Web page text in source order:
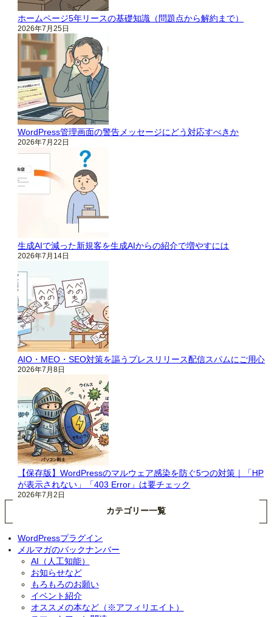
ホームページ5年リースの基礎知識（問題点から解約まで）
2026年7月25日
WordPress管理画面の警告メッセージにどう対応すべきか
2026年7月22日
生成AIで減った新規客を生成AIからの紹介で増やすには
2026年7月14日
AIO・MEO・SEO対策を謳うプレスリリース配信スパムにご用心
2026年7月8日
【保存版】WordPressのマルウェア感染を防ぐ5つの対策｜「HP
が表示されない」「403 Error」は要チェック
2026年7月2日
カテゴリー一覧
WordPressプラグイン
メルマガのバックナンバー
AI（人工知能）
お知らせなど
もろもろのお願い
イベント紹介
オススメの本など（※アフィリエイト）